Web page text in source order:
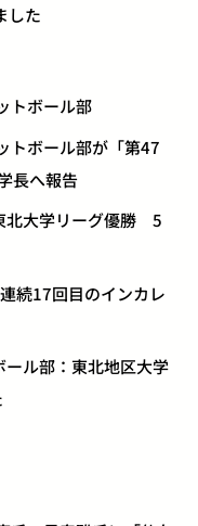
した
トボール部
トボール部が「第47
長へ報告
北大学リーグ優勝 5
続17回目のインカレ
ル部：東北地区大学